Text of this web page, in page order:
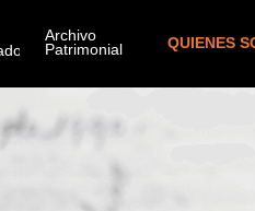
QUIENES